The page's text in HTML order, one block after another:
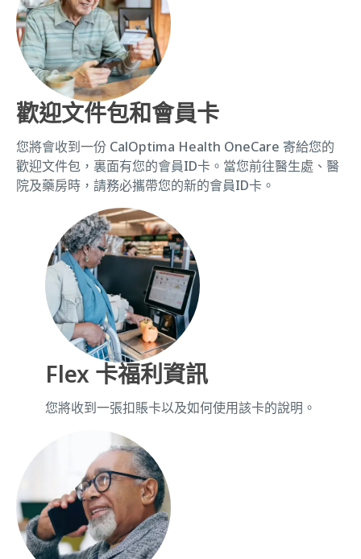
歡迎文件包和會員卡
您將會收到一份 CalOptima Health OneCare 寄給您的
歡迎文件包，裏面有您的會員ID卡。當您前往醫生處、醫
院及藥房時，請務必攜帶您的新的會員ID卡。
Flex 卡福利資訊
您將收到一張扣賬卡以及如何使用該卡的說明。